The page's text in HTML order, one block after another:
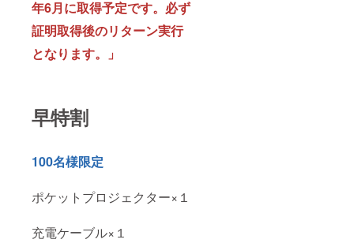
年6月に取得予定です。必ず
証明取得後のリターン実行
となります。」
早特割
100名様限定
ポケットプロジェクター×１
充電ケーブル×１